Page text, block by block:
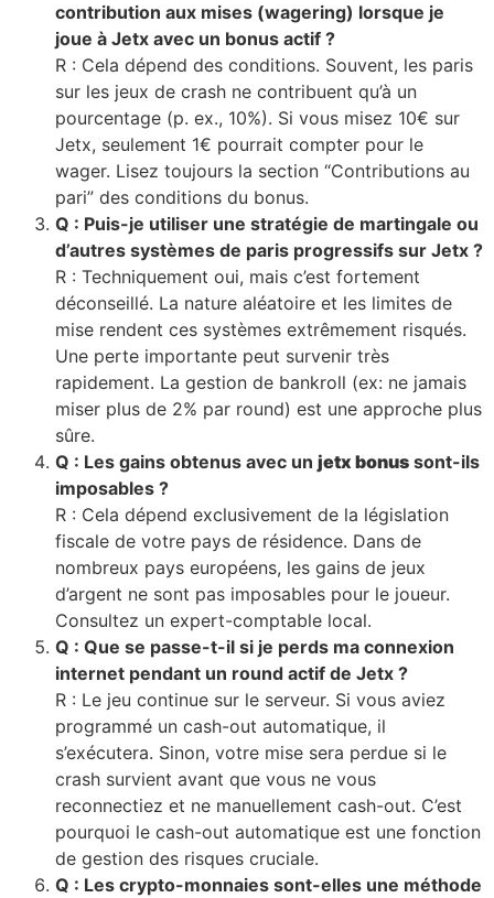
contribution aux mises (wagering) lorsque je
joue à Jetx avec un bonus actif ?
R : Cela dépend des conditions. Souvent, les paris
sur les jeux de crash ne contribuent qu’à un
pourcentage (p. ex., 10%). Si vous misez 10€ sur
Jetx, seulement 1€ pourrait compter pour le
wager. Lisez toujours la section “Contributions au
pari” des conditions du bonus.
Q : Puis-je utiliser une stratégie de martingale ou
d’autres systèmes de paris progressifs sur Jetx ?
R : Techniquement oui, mais c’est fortement
déconseillé. La nature aléatoire et les limites de
mise rendent ces systèmes extrêmement risqués.
Une perte importante peut survenir très
rapidement. La gestion de bankroll (ex: ne jamais
miser plus de 2% par round) est une approche plus
sûre.
Q : Les gains obtenus avec un jetx bonus sont-ils
imposables ?
R : Cela dépend exclusivement de la législation
fiscale de votre pays de résidence. Dans de
nombreux pays européens, les gains de jeux
d’argent ne sont pas imposables pour le joueur.
Consultez un expert-comptable local.
Q : Que se passe-t-il si je perds ma connexion
internet pendant un round actif de Jetx ?
R : Le jeu continue sur le serveur. Si vous aviez
programmé un cash-out automatique, il
s’exécutera. Sinon, votre mise sera perdue si le
crash survient avant que vous ne vous
reconnectiez et ne manuellement cash-out. C’est
pourquoi le cash-out automatique est une fonction
de gestion des risques cruciale.
Q : Les crypto-monnaies sont-elles une méthode